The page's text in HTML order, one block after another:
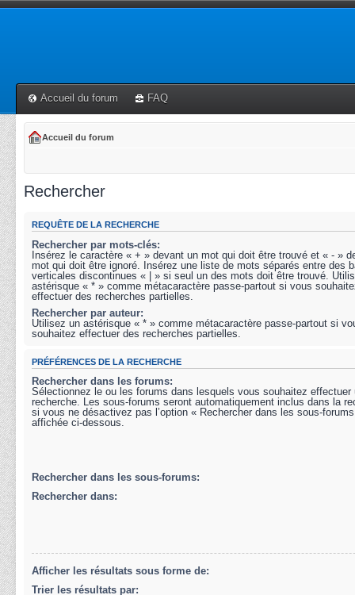
Accueil du forum FAQ
Accueil du forum
Rechercher
REQUÊTE DE LA RECHERCHE
Rechercher par mots-clés:
Insérez le caractère « + » devant un mot qui doit être trouvé et « - »
mot qui doit être ignoré. Insérez une liste de mots séparés entre des
verticales discontinues « | » si seul un des mots doit être trouvé.
astérisque « * » comme métacaractère passe-partout si vous
effectuer des recherches partielles.
Rechercher par auteur:
Utilisez un astérisque « * » comme métacaractère passe-partout si
souhaitez effectuer des recherches partielles.
PRÉFÉRENCES DE LA RECHERCHE
Rechercher dans les forums:
Sélectionnez le ou les forums dans lesquels vous souhaitez effectuer
recherche. Les sous-forums seront automatiquement inclus dans la
si vous ne désactivez pas l’option « Rechercher dans les sous-
affichée ci-dessous.
Rechercher dans les sous-forums:
Rechercher dans:
Afficher les résultats sous forme de:
Trier les résultats par: